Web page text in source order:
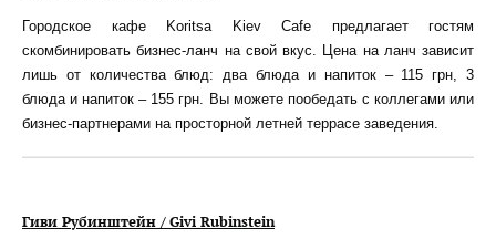
Городское кафе Koritsa Kiev Cafe предлагает гостям
скомбинировать бизнес-ланч на свой вкус. Цена на ланч зависит
лишь от количества блюд: два блюда и напиток – 115 грн, 3
блюда и напиток – 155 грн. Вы можете пообедать с коллегами или
бизнес-партнерами на просторной летней террасе заведения.
Гиви Рубинштейн / Givi Rubinstein